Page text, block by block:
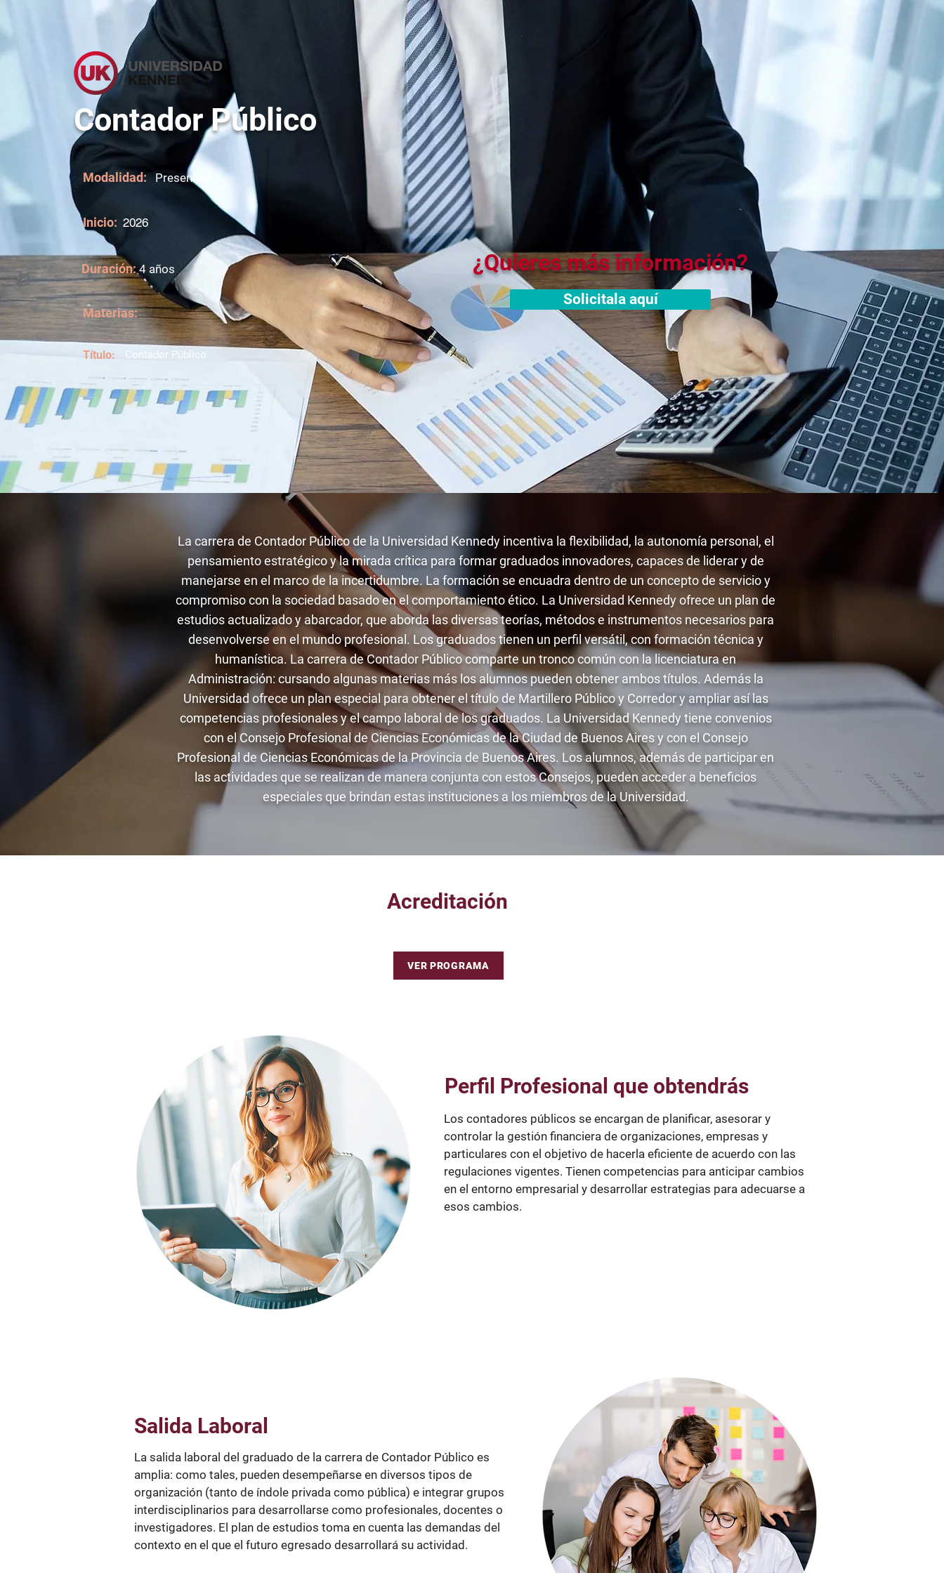
Contador Público
Modalidad: Presencial
2026
Inicio:
4 años
Duración:
Materias:
¿Quieres más información?
Solicitala aquí
Contador Público
Título:
La carrera de Contador Público de la Universidad Kennedy incentiva la flexibilidad, la autonomía personal, el
pensamiento estratégico y la mirada crítica para formar graduados innovadores, capaces de liderar y de
manejarse en el marco de la incertidumbre. La formación se encuadra dentro de un concepto de servicio y
compromiso con la sociedad basado en el comportamiento ético. La Universidad Kennedy ofrece un plan de
estudios actualizado y abarcador, que aborda las diversas teorías, métodos e instrumentos necesarios para
desenvolverse en el mundo profesional. Los graduados tienen un perfil versátil, con formación técnica y
humanística. La carrera de Contador Público comparte un tronco común con la licenciatura en
Administración: cursando algunas materias más los alumnos pueden obtener ambos títulos. Además la
Universidad ofrece un plan especial para obtener el título de Martillero Público y Corredor y ampliar así las
competencias profesionales y el campo laboral de los graduados. La Universidad Kennedy tiene convenios
con el Consejo Profesional de Ciencias Económicas de la Ciudad de Buenos Aires y con el Consejo
Profesional de Ciencias Económicas de la Provincia de Buenos Aires. Los alumnos, además de participar en
las actividades que se realizan de manera conjunta con estos Consejos, pueden acceder a beneficios
especiales que brindan estas instituciones a los miembros de la Universidad.
Perfil Profesional que obtendrás
Los contadores públicos se encargan de planificar, asesorar y
controlar la gestión financiera de organizaciones, empresas y
particulares con el objetivo de hacerla eficiente de acuerdo con las
regulaciones vigentes. Tienen competencias para anticipar cambios
en el entorno empresarial y desarrollar estrategias para adecuarse a
esos cambios.
Acreditación
VER PROGRAMA
Salida Laboral
La salida laboral del graduado de la carrera de Contador Público es
amplia: como tales, pueden desempeñarse en diversos tipos de
organización (tanto de índole privada como pública) e integrar grupos
interdisciplinarios para desarrollarse como profesionales, docentes o
investigadores. El plan de estudios toma en cuenta las demandas del
contexto en el que el futuro egresado desarrollará su actividad.